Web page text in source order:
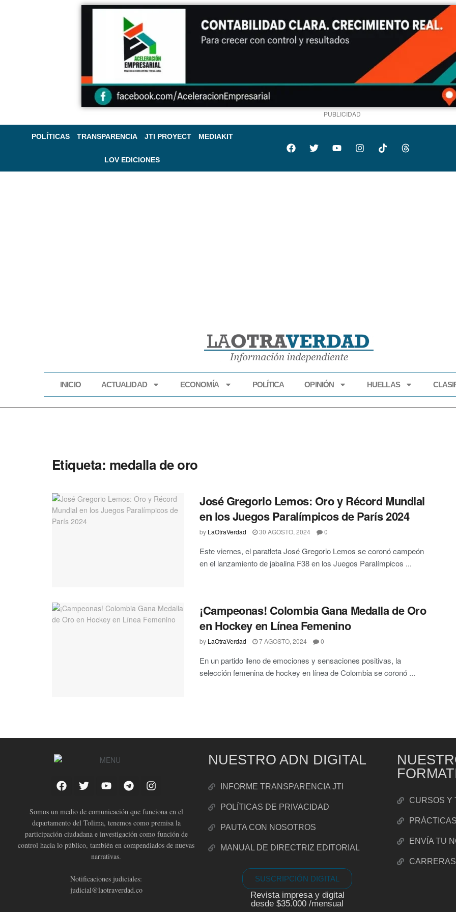
PUBLICIDAD
POLÍTICAS TRANSPARENCIA JTI PROYECT MEDIAKIT
LOV EDICIONES
INICIO ACTUALIDAD ECONOMÍA POLÍTICA OPINIÓN HUELLAS
Etiqueta: medalla de oro
José Gregorio Lemos: Oro y Récord Mundial
en los Juegos Paralímpicos de París 2024
by LaOtraVerdad 30 AGOSTO, 2024 0
Este viernes, el paratleta José Gregorio Lemos se coronó campeón
en el lanzamiento de jabalina F38 en los Juegos Paralímpicos ...
¡Campeonas! Colombia Gana Medalla de Oro
en Hockey en Línea Femenino
by LaOtraVerdad 7 AGOSTO, 2024 0
En un partido lleno de emociones y sensaciones positivas, la
selección femenina de hockey en línea de Colombia se coronó ...
Somos un medio de comunicación que funciona en el
departamento del Tolima, tenemos como premisa la
participación ciudadana e investigación como función de
control hacia lo público, también en compendiados de nuevas
narrativas.
Notificaciones judiciales:
judicial@laotraverdad.co
NUESTRO ADN DIGITAL
INFORME TRANSPARENCIA JTI
POLÍTICAS DE PRIVACIDAD
PAUTA CON NOSOTROS
MANUAL DE DIRECTRIZ EDITORIAL
SUSCRIPCIÓN DIGITAL
Revista impresa y digital
desde $35.000 /mensual
CURSOS Y
PRÁCTICAS
ENVÍA TU
CARRERAS